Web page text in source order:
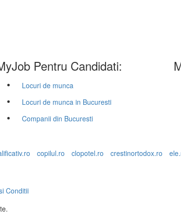
Pentru Candidati:
Locuri de munca
Locuri de munca in Bucuresti
Companii din Bucuresti
copilul.ro clopotel.ro crestinortodox.ro
Conditii